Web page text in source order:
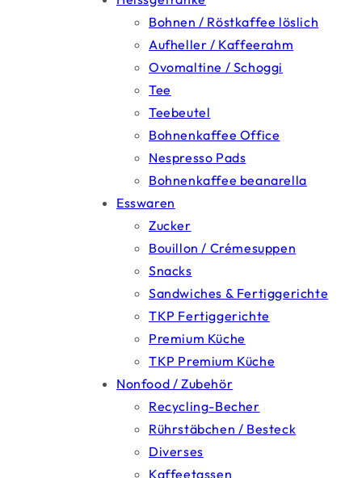
Bohnen / Röstkaffee löslich
Aufheller / Kaffeerahm
Ovomaltine / Schoggi
Tee
Teebeutel
Bohnenkaffee Office
Nespresso Pads
Bohnenkaffee beanarella
Esswaren
Zucker
Bouillon / Crémesuppen
Snacks
Sandwiches & Fertiggerichte
TKP Fertiggerichte
Premium Küche
TKP Premium Küche
Nonfood / Zubehör
Recycling-Becher
Rührstäbchen / Besteck
Diverses
Kaffeetassen